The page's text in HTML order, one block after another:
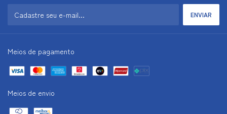
Meios de pagamento
Meios de envio